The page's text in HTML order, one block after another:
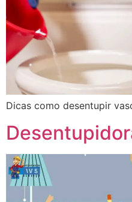
Dicas como desentupir